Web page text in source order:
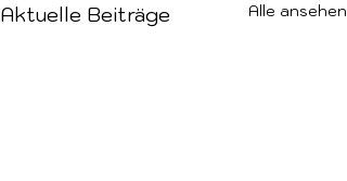
Aktuelle Beiträge Alle ansehen